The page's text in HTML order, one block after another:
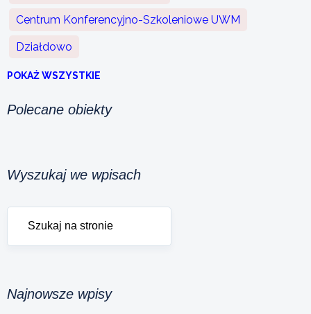
Centrum Konferencyjno-Szkoleniowe UWM
Działdowo
POKAŻ WSZYSTKIE
Polecane obiekty
Wyszukaj we wpisach
Najnowsze wpisy